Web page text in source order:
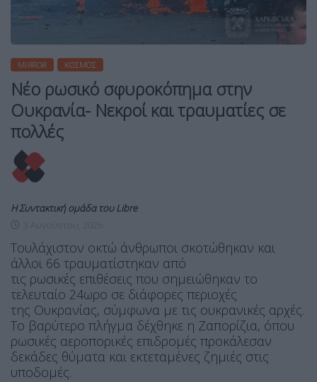
MIRROR ΚΌΣΜΟΣ
Νέο ρωσικό σφυροκόπημα στην
Ουκρανία- Νεκροί και τραυματίες σε
πολλές
Η Συντακτική ομάδα του Libre
Τουλάχιστον οκτώ άνθρωποι σκοτώθηκαν και
άλλοι 66 τραυματίστηκαν από
τις ρωσικές επιθέσεις που σημειώθηκαν το
τελευταίο 24ωρο σε διάφορες περιοχές
της Ουκρανίας, σύμφωνα με τις ουκρανικές αρχές.
Το βαρύτερο πλήγμα δέχθηκε η Ζαπορίζια, όπου
ρωσικές αεροπορικές επιδρομές προκάλεσαν
δεκάδες θύματα και εκτεταμένες ζημιές στις
υποδομές.